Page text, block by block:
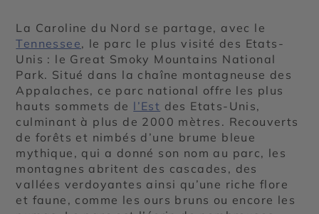
La Caroline du Nord se partage, avec le
Tennessee, le parc le plus visité des Etats-
Unis : le Great Smoky Mountains National
Park. Situé dans la chaîne montagneuse des
Appalaches, ce parc national offre les plus
hauts sommets de l’Est des Etats-Unis,
culminant à plus de 2000 mètres. Recouverts
de forêts et nimbés d’une brume bleue
mythique, qui a donné son nom au parc, les
montagnes abritent des cascades, des
vallées verdoyantes ainsi qu’une riche flore
et faune, comme les ours bruns ou encore les